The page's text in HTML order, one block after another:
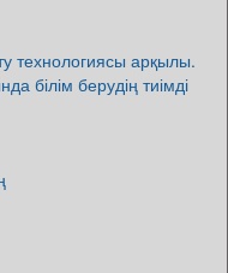
технологиясы арқылы.
білім берудің тиімді